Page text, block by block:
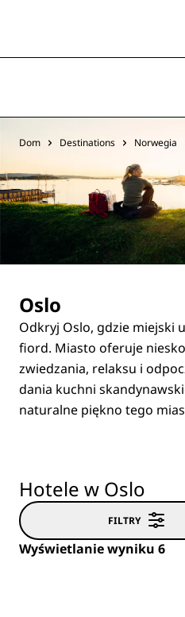
Dom Destinations Norwegia
Oslo
Odkryj Oslo, gdzie miejski
fiord. Miasto oferuje
zwiedzania, relaksu i
dania kuchni
naturalne piękno tego
Hotele w Oslo
FILTRY
Wyświetlanie wyniku 6